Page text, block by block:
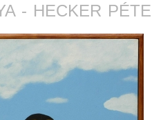
- HECKER